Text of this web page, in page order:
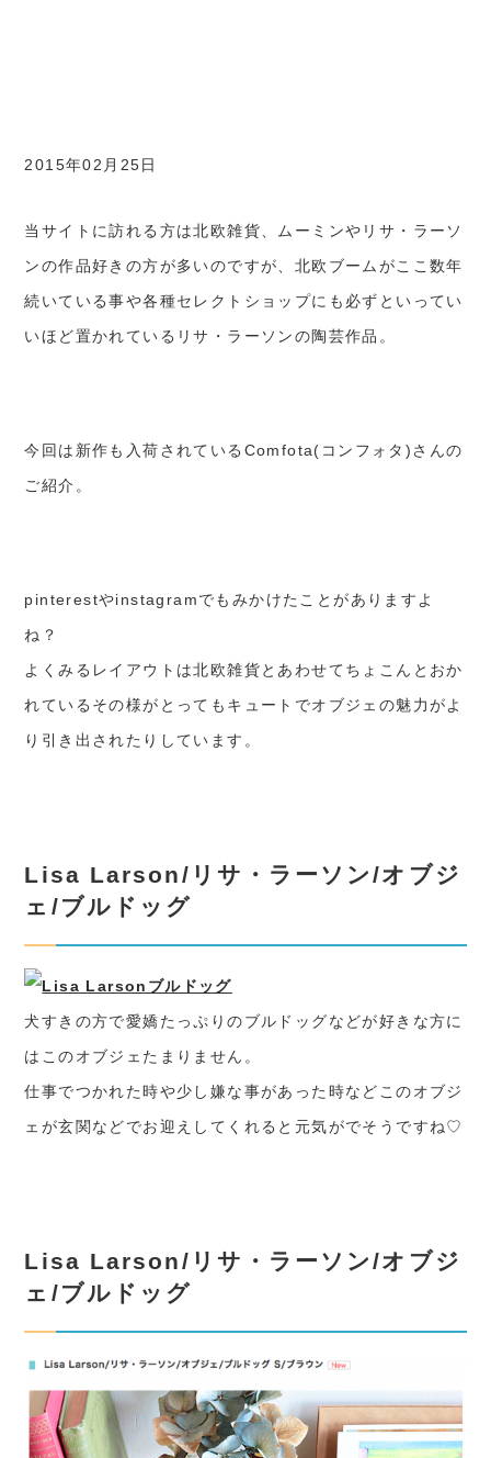
2015年02月25日
当サイトに訪れる方は北欧雑貨、ムーミンやリサ・ラーソ
ンの作品好きの方が多いのですが、北欧ブームがここ数年
続いている事や各種セレクトショップにも必ずといってい
いほど置かれているリサ・ラーソンの陶芸作品。
今回は新作も入荷されているComfota(コンフォタ)さんの
ご紹介。
pinterestやinstagramでもみかけたことがありますよ
ね？
よくみるレイアウトは北欧雑貨とあわせてちょこんとおか
れているその様がとってもキュートでオブジェの魅力がよ
り引き出されたりしています。
Lisa Larson/リサ・ラーソン/オブジ
ェ/ブルドッグ
犬すきの方で愛嬌たっぷりのブルドッグなどが好きな方に
はこのオブジェたまりません。
仕事でつかれた時や少し嫌な事があった時などこのオブジ
ェが玄関などでお迎えしてくれると元気がでそうですね♡
Lisa Larson/リサ・ラーソン/オブジ
ェ/ブルドッグ